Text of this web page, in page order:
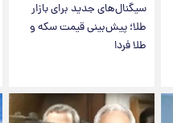
سیگنال‌های جدید برای بازار
طلا؛ پیش‌بینی قیمت سکه و
طلا فردا